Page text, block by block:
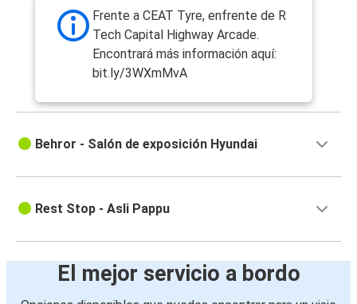
Frente a CEAT Tyre, enfrente de R
Tech Capital Highway Arcade.
Encontrará más información aquí:
bit.ly/3WXmMvA
Behror - Salón de exposición Hyundai
Rest Stop - Asli Pappu
El mejor servicio a bordo